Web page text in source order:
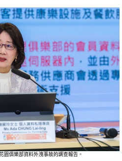
園俱樂部資料外洩事故的調查報告。